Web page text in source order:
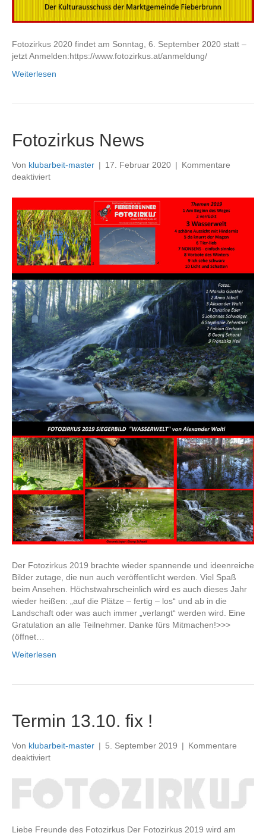
Fotozirkus 2020 findet am Sonntag, 6. September 2020 statt –
jetzt Anmelden:https://www.fotozirkus.at/anmeldung/
Weiterlesen
Fotozirkus News
Von klubarbeit-master | 17. Februar 2020 | Kommentare
deaktiviertfür
News
Der Fotozirkus 2019 brachte wieder spannende und ideenreiche
Bilder zutage, die nun auch veröffentlicht werden. Viel Spaß
beim Ansehen. Höchstwahrscheinlich wird es auch dieses Jahr
wieder heißen: „auf die Plätze – fertig – los“ und ab in die
Landschaft oder was auch immer „verlangt“ werden wird. Eine
Gratulation an alle Teilnehmer. Danke fürs Mitmachen!>>>
(öffnet…
Weiterlesen
Termin 13.10. fix !
Von klubarbeit-master | 5. September 2019 | Kommentare
deaktiviertfür
13.10.
fix
!
Liebe Freunde des Fotozirkus Der Fotozirkus 2019 wird am